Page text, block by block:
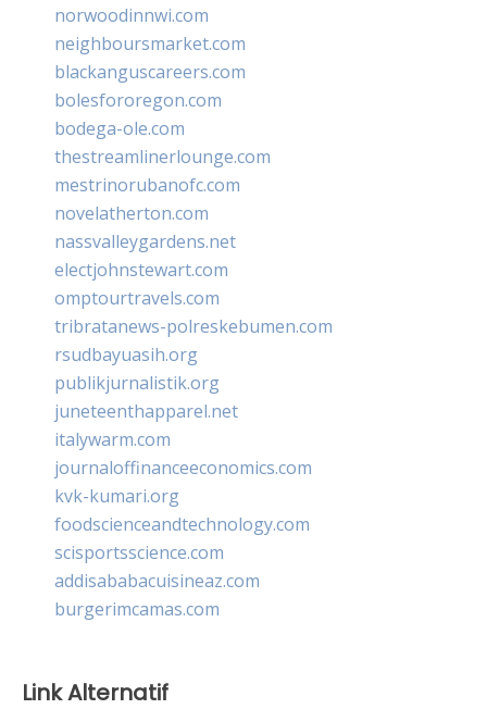
norwoodinnwi.com
neighboursmarket.com
blackanguscareers.com
bolesfororegon.com
bodega-ole.com
thestreamlinerlounge.com
mestrinorubanofc.com
novelatherton.com
nassvalleygardens.net
electjohnstewart.com
omptourtravels.com
tribratanews-polreskebumen.com
rsudbayuasih.org
publikjurnalistik.org
juneteenthapparel.net
italywarm.com
journaloffinanceeconomics.com
kvk-kumari.org
foodscienceandtechnology.com
scisportsscience.com
addisababacuisineaz.com
burgerimcamas.com
Link Alternatif